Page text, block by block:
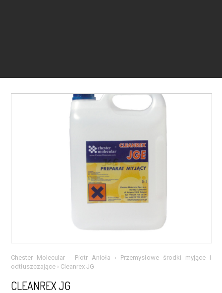
Chester Molecular - Piotr Anioła › Przemysłowe środki myjące i
odtłuszczające › Cleanrex JG
CLEANREX JG